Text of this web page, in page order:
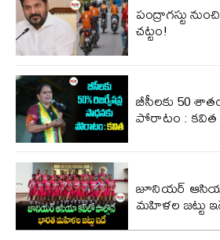
పంద్రాగస్టు
చట్టం!
బీసీలకు 50
పోరాటం : కవిత
జూనియర్
మహిళల జట్టు